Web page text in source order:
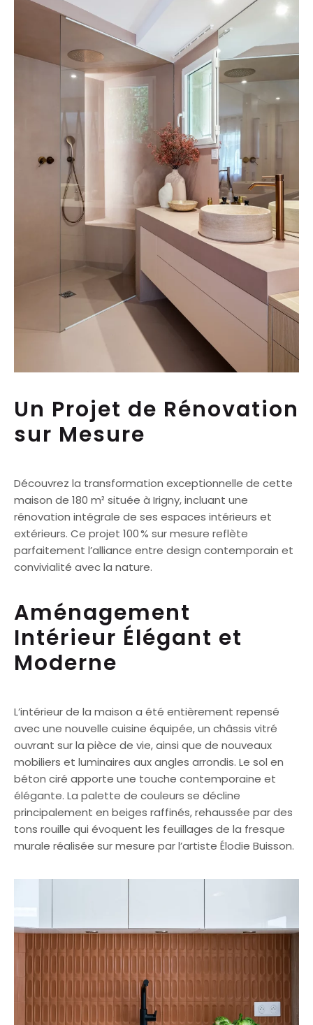
Un Projet de Rénovation
sur Mesure
Découvrez la transformation exceptionnelle de cette
maison de 180 m² située à Irigny, incluant une
rénovation intégrale de ses espaces intérieurs et
extérieurs. Ce projet 100 % sur mesure reflète
parfaitement l’alliance entre design contemporain et
convivialité avec la nature.
Aménagement
Intérieur Élégant et
Moderne
L’intérieur de la maison a été entièrement repensé
avec une nouvelle cuisine équipée, un châssis vitré
ouvrant sur la pièce de vie, ainsi que de nouveaux
mobiliers et luminaires aux angles arrondis. Le sol en
béton ciré apporte une touche contemporaine et
élégante. La palette de couleurs se décline
principalement en beiges raffinés, rehaussée par des
tons rouille qui évoquent les feuillages de la fresque
murale réalisée sur mesure par l’artiste Élodie Buisson.